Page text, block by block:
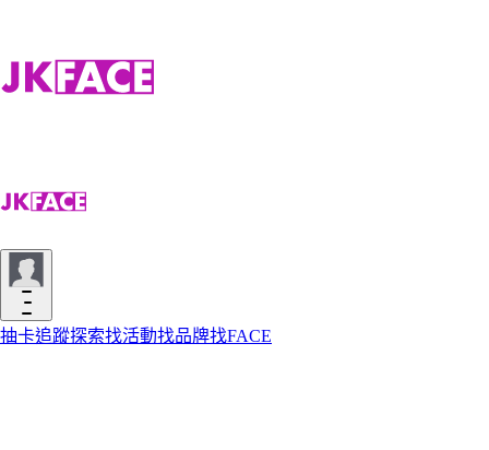
抽卡追蹤探索找活動找品牌找FACE